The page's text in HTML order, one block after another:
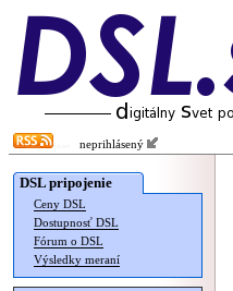
neprihlásený
DSL pripojenie
Ceny DSL
Dostupnosť DSL
Fórum o DSL
Výsledky meraní